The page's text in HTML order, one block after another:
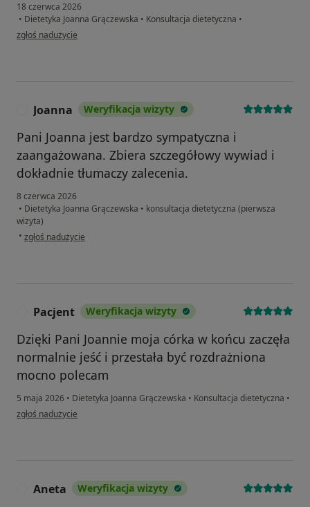
18 czerwca 2026
• Dietetyka Joanna Grączewska • Konsultacja dietetyczna •
w opinii użytkownika AS
zgłoś nadużycie
Joanna Weryfikacja wizyty
Pani Joanna jest bardzo sympatyczna i
zaangażowana. Zbiera szczegółowy wywiad i
dokładnie tłumaczy zalecenia.
8 czerwca 2026
• Dietetyka Joanna Grączewska • konsultacja dietetyczna (pierwsza
wizyta)
• w opinii użytkownika Joanna
zgłoś nadużycie
Pacjent Weryfikacja wizyty
Dzięki Pani Joannie moja córka w końcu zaczęła
normalnie jeść i przestała być rozdrażniona
mocno polecam
5 maja 2026 • Dietetyka Joanna Grączewska • Konsultacja dietetyczna •
w opinii użytkownika Pacjent
zgłoś nadużycie
Aneta Weryfikacja wizyty